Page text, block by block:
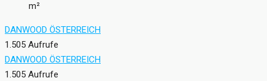
m²
DANWOOD ÖSTERREICH
1.505 Aufrufe
DANWOOD ÖSTERREICH
1.505 Aufrufe